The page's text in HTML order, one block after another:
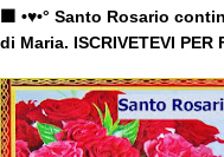
🟧 •♥•° Santo Rosario
di Maria. ISCRIVETEVI PER